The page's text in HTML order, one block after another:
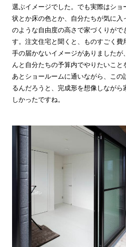
選ぶイメージでした。でも実際はシ
状とか床の色とか、自分たちが気に
のような自由度の高さで家づくりがで
す。注文住宅と聞くと、ものすごく費
手の届かないイメージがありましたが
んと自分たちの予算内でやりたいこと
あとショールームに通いながら、この
るんだろうと、完成形を想像しなが
しかったですね。